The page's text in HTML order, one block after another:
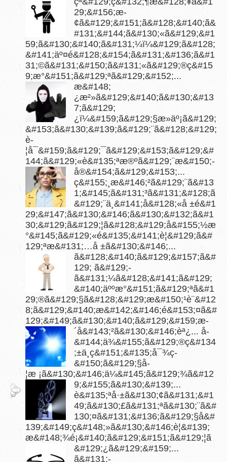
29;&#156;æ­
¢ã&#129;&#151;ã&#128;&#140;ã&
#131;&#144;ã&#130;«ã&#129;&#1
59;ã&#130;&#140;ã&#131;¼ï¼&#129;ã&#128;
&#141;äº¤é&#128;&#154;ã&#131;&#136;ã&#1
31;©ã&#131;&#150;ã&#131;«ã&#129;®ç&#15
9;­æ°&#151;ã&#129;ªã&#129;&#152;...
æ&#148;
¿æ²»ã&#129;&#140;ã&#130;&#13
7;ã&#129;
¿ï¼&#159;ã&#129;§æ­»äº¡ã&#129;
&#153;ã&#130;&#139;ã&#129;¨ã&#128;&#129;
è­
¦å¯&#159;ã&#129;¯ã&#129;&#153;ã&#129;&#
144;ã&#129;«è&#135;ªæ®ºã&#129;¨æ&#150;­
å®&#154;ã&#129;&#153;...
ç&#155;¸æ&#146;²ã&#129;¨ã&#13
1;&#145;ã&#131;³ã&#131;&#128;ã
&#129;¨ä¸&#141;å&#128;«å ±é&#1
29;&#147;ã&#130;&#146;ã&#130;&#132;ã&#1
30;&#129;ã&#129;¦ã&#128;&#129;å&#155;½æ
°&#145;ã&#129;«é&#135;&#141;è¦&#129;ã&#
129;ªæ&#131;…å ±ã&#130;&#146;...
ã&#128;&#140;ã&#129;&#157;ã&#
129; ã&#129;­
ã&#131;¼ã&#128;&#141;ã&#129;
&#140;äººæ°&#151;ã&#129;ªã&#1
29;®ã&#129;§ã&#128;&#129;æ&#150;¹è¨&#12
8;ã&#129;&#140;æ&#142;&#146;é&#153;¤ã&#
129;&#149;ã&#130;&#140;ã&#129;&#159;æ­
´å&#143;²ã&#130;&#146;èª¿... å­
&#144;ä¾&#155;ã&#129;®ç&#134
;±ä¸­ç&#151;&#135;å¯¾ç­
&#150;ã&#129;§å­
¦æ ¡ã&#130;&#146;ä¼&#145;ã&#129;¾ã&#12
9;&#155;ã&#130;&#139;...
è&#135;ªå·±ã&#130;¢ã&#131;&#1
49;ã&#130;£ã&#131;ªã&#130;¨ã&#
130;¤ã&#131;&#136;ã&#129;§å&#
139;&#149;ç&#148;»ã&#130;&#146;è¦&#139;
æ&#148;¾é¡&#140;ã&#129;&#151;ã&#129;¦ã
&#129;¿ã&#129;&#159;...
ã&#131;­